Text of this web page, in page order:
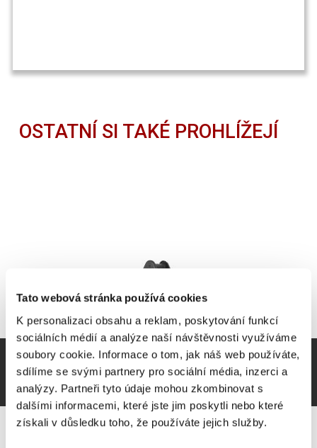
Tato webová stránka používá cookies
K personalizaci obsahu a reklam, poskytování funkcí
sociálních médií a analýze naší návštěvnosti využíváme
soubory cookie. Informace o tom, jak náš web používáte,
sdílíme se svými partnery pro sociální média, inzerci a
analýzy. Partneři tyto údaje mohou zkombinovat s
dalšími informacemi, které jste jim poskytli nebo které
získali v důsledku toho, že používáte jejich služby.
OSTATNÍ SI TAKÉ PROHLÍŽEJÍ